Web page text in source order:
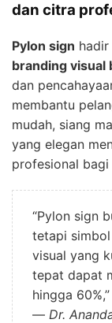
dan citra
Pylon sign
branding visual
dan
membantu
mudah, siang
yang elegan
profesional bagi
“Pylon sign
tetapi
visual yang
tepat dapat
hingga 60%,”
— Dr.